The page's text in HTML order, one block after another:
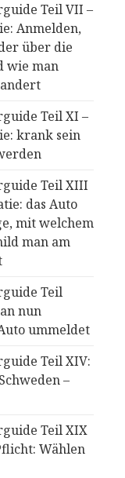
Teil VII –
Anmelden,
über die
wie man
Teil XI –
krank sein
Teil XIII
das Auto
mit welchem
man am
Teil
nun
ummeldet
Teil XIV:
–
Teil XIX
Wählen